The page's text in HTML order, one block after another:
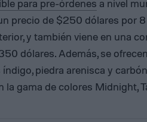
para pre-órdenes a nivel
precio de $250 dólares por 8
y también viene en una
dólares. Además, se
piedra arenisca y
gama de colores Midnight,